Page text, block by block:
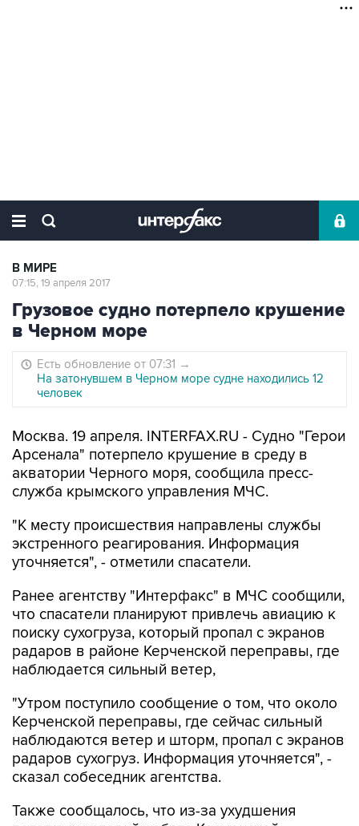
В МИРЕ
07:15, 19 апреля 2017
Грузовое судно потерпело крушение
в Черном море
Есть обновление от 07:31 →
На затонувшем в Черном море судне находились 12
человек
Москва. 19 апреля. INTERFAX.RU - Судно "Герои
Арсенала" потерпело крушение в среду в
акватории Черного моря, сообщила пресс-
служба крымского управления МЧС.
"К месту происшествия направлены службы
экстренного реагирования. Информация
уточняется", - отметили спасатели.
Ранее агентству "Интерфакс" в МЧС сообщили,
что спасатели планируют привлечь авиацию к
поиску сухогруза, который пропал с экранов
радаров в районе Керченской переправы, где
наблюдается сильный ветер,
"Утром поступило сообщение о том, что около
Керченской переправы, где сейчас сильный
наблюдаются ветер и шторм, пропал с экранов
радаров сухогруз. Информация уточняется", -
сказал собеседник агентства.
Также сообщалось, что из-за ухудшения